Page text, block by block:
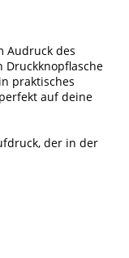
Audruck des
Druckknopflasche
praktisches
auf deine
der in der